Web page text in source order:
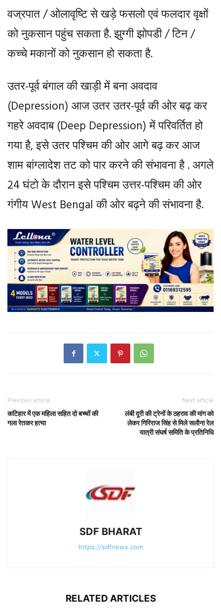
वज्रपात / ओलावृष्टि से खड़े फसलो एवं फलदार वृक्षों
को नुकसान पहुंच सकता है. झुग्गी झोपडी / टिन /
कच्चे मकानों को नुकसान हो सकता है.
उतर-पूर्व बंगाल की खाड़ी में बना अवदाव
(Depression) आज उतर उतर-पूर्व की ओर बढ़ कर
गहरे अवदाब (Deep Depression) में परिवर्तित हो
गया है, इसे उतर पश्चिम की ओर आगे बढ़ कर आज
शाम बांग्लादेश तट को पार करने की संभावना है . अगले
24 घंटो के दौरान इसे पश्चिम उत्तर-पश्चिम की ओर
गंगीय West Bengal की ओर बढ़ने की संभावना है.
Previous article
कटिहार में एक महिला सहित दो बच्चों की
गला रेतकर हत्या
Next article
लंबी दूरी की ट्रेनों के ठहराव की मांग को
लेकर गिरिराज सिंह से मिले सलौना रेल
यात्री संघर्ष समिति के प्रतिनिधि
SDF BHARAT
https://sdfnews.com
RELATED ARTICLES